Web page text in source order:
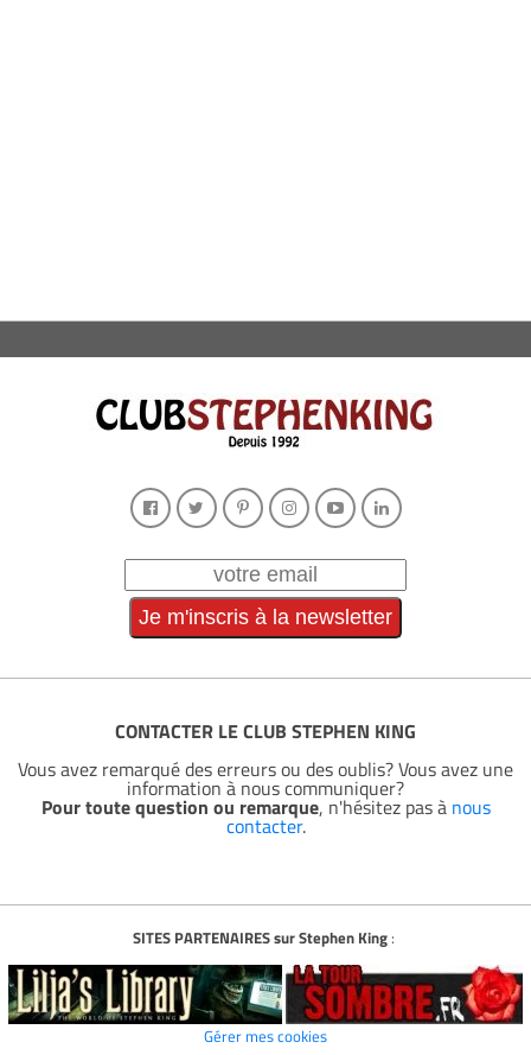
CONTACTER LE CLUB STEPHEN KING
Vous avez remarqué des erreurs ou des oublis? Vous avez une
information à nous communiquer?
Pour toute question ou remarque, n'hésitez pas à nous
contacter.
SITES PARTENAIRES sur Stephen King:
Gérer mes cookies